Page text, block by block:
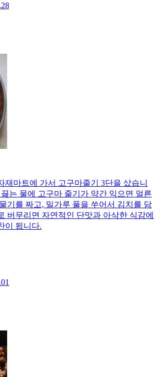
재마트에 가서 고구마줄기 3단을 샀습니
는 물에 고구마 줄기가 약간 익으면 얼른
기를 짜고, 밀가루 풀을 쑤어서 김치를 담
버무리면 자연적인 단맛과 아삭한 식감에
이 됩니다.